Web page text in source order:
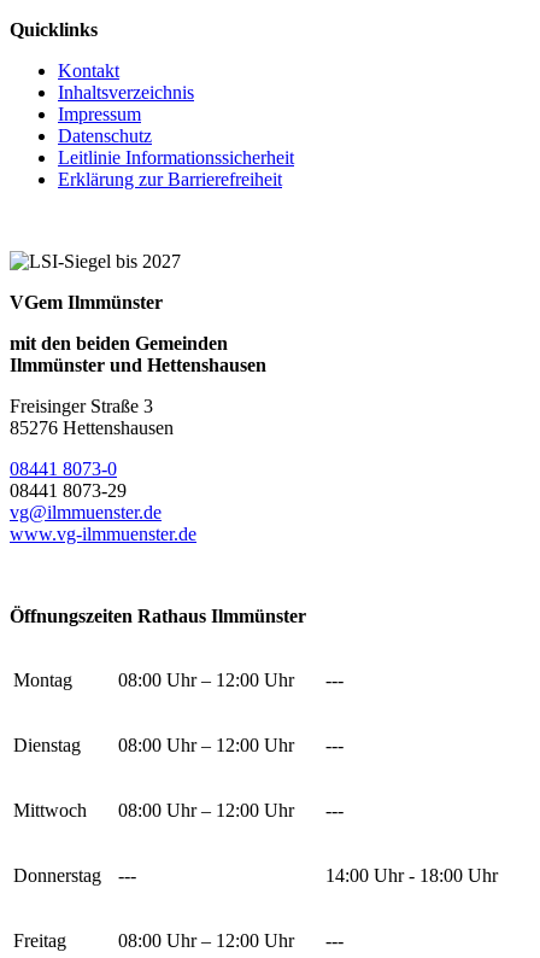
Quicklinks
Kontakt
Inhaltsverzeichnis
Impressum
Datenschutz
Leitlinie Informationssicherheit
Erklärung zur Barrierefreiheit
VGem Ilmmünster
mit den beiden Gemeinden
Ilmmünster und Hettenshausen
Freisinger Straße 3
85276 Hettenshausen
08441 8073-0
08441 8073-29
vg@ilmmuenster.de
www.vg-ilmmuenster.de
Öffnungszeiten Rathaus Ilmmünster
Montag 08:00 Uhr – 12:00 Uhr ---
Dienstag 08:00 Uhr – 12:00 Uhr ---
Mittwoch 08:00 Uhr – 12:00 Uhr ---
Donnerstag --- 14:00 Uhr - 18:00 Uhr
Freitag 08:00 Uhr – 12:00 Uhr ---